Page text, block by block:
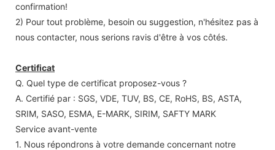
confirmation!
2) Pour tout problème, besoin ou suggestion, n'hésitez pas à
nous contacter, nous serions ravis d'être à vos côtés.
Certificat
Q. Quel type de certificat proposez-vous ?
A. Certifié par : SGS, VDE, TUV, BS, CE, RoHS, BS, ASTA,
SRIM, SASO, ESMA, E-MARK, SIRIM, SAFTY MARK
Service avant-vente
1. Nous répondrons à votre demande concernant notre